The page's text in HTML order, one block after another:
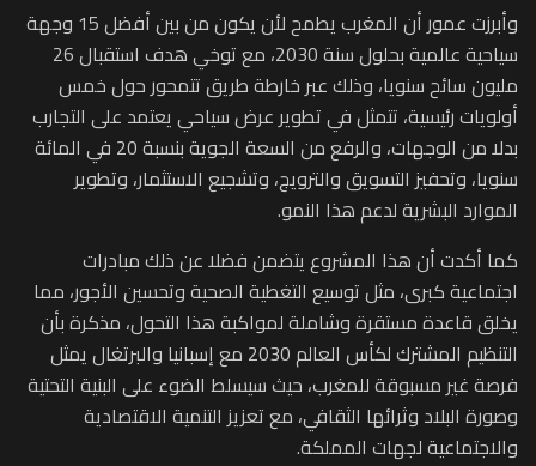
وأبرزت عمور أن المغرب يطمح لأن يكون من بين أفضل 15 وجهة
سياحية عالمية بحلول سنة 2030، مع توخي هدف استقبال 26
مليون سائح سنويا، وذلك عبر خارطة طريق تتمحور حول خمس
أولويات رئيسية، تتمثل في تطوير عرض سياحي يعتمد على التجارب
بدلا من الوجهات، والرفع من السعة الجوية بنسبة 20 في المائة
سنويا، وتحفيز التسويق والترويج، وتشجيع الاستثمار، وتطوير
الموارد البشرية لدعم هذا النمو.
كما أكدت أن هذا المشروع يتضمن فضلا عن ذلك مبادرات
اجتماعية كبرى، مثل توسيع التغطية الصحية وتحسين الأجور، مما
يخلق قاعدة مستقرة وشاملة لمواكبة هذا التحول، مذكرة بأن
التنظيم المشترك لكأس العالم 2030 مع إسبانيا والبرتغال يمثل
فرصة غير مسبوقة للمغرب، حيث سيسلط الضوء على البنية التحتية
وصورة البلاد وثرائها الثقافي، مع تعزيز التنمية الاقتصادية
والاجتماعية لجهات المملكة.